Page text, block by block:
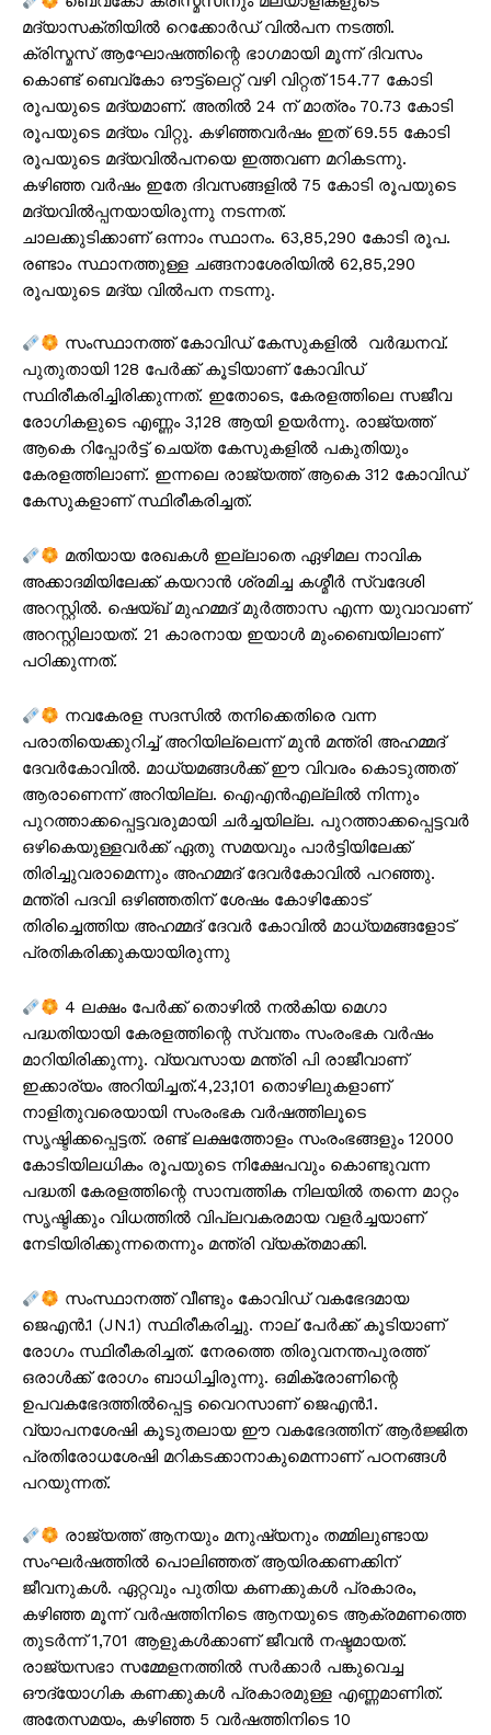
മദ്യാസക്തിയില്‍ റെക്കോര്‍ഡ് വില്‍പന നടത്തി.
ക്രിസ്മസ് ആഘോഷത്തിന്റെ ഭാഗമായി മൂന്ന് ദിവസം
കൊണ്ട് ബെവ്‌കോ ഔട്ട്‌ലെറ്റ് വഴി വിറ്റത് 154.77 കോടി
രൂപയുടെ മദ്യമാണ്. അതില്‍ 24 ന് മാത്രം 70.73 കോടി
രൂപയുടെ മദ്യം വിറ്റു. കഴിഞ്ഞവര്‍ഷം ഇത് 69.55 കോടി
രൂപയുടെ മദ്യവില്‍പനയെ ഇത്തവണ മറികടന്നു.
കഴിഞ്ഞ വര്‍ഷം ഇതേ ദിവസങ്ങളില്‍ 75 കോടി രൂപയുടെ
മദ്യവില്‍പ്പനയായിരുന്നു നടന്നത്.
ചാലക്കുടിക്കാണ് ഒന്നാം സ്ഥാനം. 63,85,290 കോടി രൂപ.
രണ്ടാം സ്ഥാനത്തുള്ള ചങ്ങനാശേരിയില്‍ 62,85,290
രൂപയുടെ മദ്യ വില്‍പന നടന്നു.
സംസ്ഥാനത്ത് കോവിഡ് കേസുകളിൽ വർദ്ധനവ്.
പുതുതായി 128 പേർക്ക് കൂടിയാണ് കോവിഡ്
സ്ഥിരീകരിച്ചിരിക്കുന്നത്. ഇതോടെ, കേരളത്തിലെ സജീവ
രോഗികളുടെ എണ്ണം 3,128 ആയി ഉയർന്നു. രാജ്യത്ത്
ആകെ റിപ്പോർട്ട് ചെയ്ത കേസുകളിൽ പകുതിയും
കേരളത്തിലാണ്. ഇന്നലെ രാജ്യത്ത് ആകെ 312 കോവിഡ്
കേസുകളാണ് സ്ഥിരീകരിച്ചത്.
മതിയായ രേഖകൾ ഇല്ലാതെ ഏഴിമല നാവിക
അക്കാദമിയിലേക്ക് കയറാൻ ശ്രമിച്ച കശ്മീർ സ്വദേശി
അറസ്റ്റിൽ. ഷെയ്ഖ് മുഹമ്മദ് മുർത്താസ എന്ന യുവാവാണ്
അറസ്റ്റിലായത്. 21 കാരനായ ഇയാൾ മുംബൈയിലാണ്
പഠിക്കുന്നത്.
നവകേരള സദസില്‍ തനിക്കെതിരെ വന്ന
പരാതിയെക്കുറിച്ച് അറിയില്ലെന്ന് മുന്‍ മന്ത്രി അഹമ്മദ്
ദേവര്‍കോവില്‍. മാധ്യമങ്ങള്‍ക്ക് ഈ വിവരം കൊടുത്തത്
ആരാണെന്ന് അറിയില്ല. ഐഎന്‍എല്ലില്‍ നിന്നും
പുറത്താക്കപ്പെട്ടവരുമായി ചര്‍ച്ചയില്ല. പുറത്താക്കപ്പെട്ടവര്‍
ഒഴികെയുള്ളവര്‍ക്ക് ഏതു സമയവും പാര്‍ട്ടിയിലേക്ക്
തിരിച്ചുവരാമെന്നും അഹമ്മദ് ദേവര്‍കോവില്‍ പറഞ്ഞു.
മന്ത്രി പദവി ഒഴിഞ്ഞതിന് ശേഷം കോഴിക്കോട്
തിരിച്ചെത്തിയ അഹമ്മദ് ദേവർ കോവിൽ മാധ്യമങ്ങളോട്
പ്രതികരിക്കുകയായിരുന്നു
4 ലക്ഷം പേർക്ക് തൊഴിൽ നൽകിയ മെഗാ
പദ്ധതിയായി കേരളത്തിന്റെ സ്വന്തം സംരംഭക വർഷം
മാറിയിരിക്കുന്നു. വ്യവസായ മന്ത്രി പി രാജീവാണ്
ഇക്കാര്യം അറിയിച്ചത്.4,23,101 തൊഴിലുകളാണ്
നാളിതുവരെയായി സംരംഭക വർഷത്തിലൂടെ
സൃഷ്ടിക്കപ്പെട്ടത്. രണ്ട് ലക്ഷത്തോളം സംരംഭങ്ങളും 12000
കോടിയിലധികം രൂപയുടെ നിക്ഷേപവും കൊണ്ടുവന്ന
പദ്ധതി കേരളത്തിന്റെ സാമ്പത്തിക നിലയിൽ തന്നെ മാറ്റം
സൃഷ്ടിക്കും വിധത്തിൽ വിപ്ലവകരമായ വളർച്ചയാണ്
നേടിയിരിക്കുന്നതെന്നും മന്ത്രി വ്യക്തമാക്കി.
സംസ്ഥാനത്ത് വീണ്ടും കോവിഡ് വകഭേദമായ
ജെഎൻ.1 (JN.1) സ്ഥിരീകരിച്ചു. നാല് പേർക്ക് കൂടിയാണ്
രോഗം സ്ഥിരീകരിച്ചത്. നേരത്തെ തിരുവനന്തപുരത്ത്
ഒരാൾക്ക് രോഗം ബാധിച്ചിരുന്നു. ഒമിക്രോണിന്റെ
ഉപവകഭേദത്തിൽപ്പെട്ട വൈറസാണ് ജെഎൻ.1.
വ്യാപനശേഷി കൂടുതലായ ഈ വകഭേദത്തിന് ആർജ്ജിത
പ്രതിരോധശേഷി മറികടക്കാനാകുമെന്നാണ് പഠനങ്ങൾ
പറയുന്നത്.
രാജ്യത്ത് ആനയും മനുഷ്യനും തമ്മിലുണ്ടായ
സംഘർഷത്തിൽ പൊലിഞ്ഞത് ആയിരക്കണക്കിന്
ജീവനുകൾ. ഏറ്റവും പുതിയ കണക്കുകൾ പ്രകാരം,
കഴിഞ്ഞ മൂന്ന് വർഷത്തിനിടെ ആനയുടെ ആക്രമണത്തെ
തുടർന്ന് 1,701 ആളുകൾക്കാണ് ജീവൻ നഷ്ടമായത്.
രാജ്യസഭാ സമ്മേളനത്തിൽ സർക്കാർ പങ്കുവെച്ച
ഔദ്യോഗിക കണക്കുകൾ പ്രകാരമുള്ള എണ്ണമാണിത്.
അതേസമയം, കഴിഞ്ഞ 5 വർഷത്തിനിടെ 10